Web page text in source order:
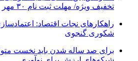
تخفیف ویژه/ مهلت ثبت نام ۳۰ مهر
راهکارهای نجات اقتصاد:
شکوری گنجوی
برای صد ساله شدن باید نخست